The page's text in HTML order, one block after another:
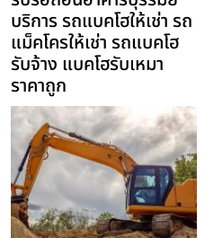
บริการ รถแบคโฮให้เช่า รถ
แม็คโครให้เช่า รถแบคโฮ
รับจ้าง แบคโฮรับเหมา
ราคาถูก